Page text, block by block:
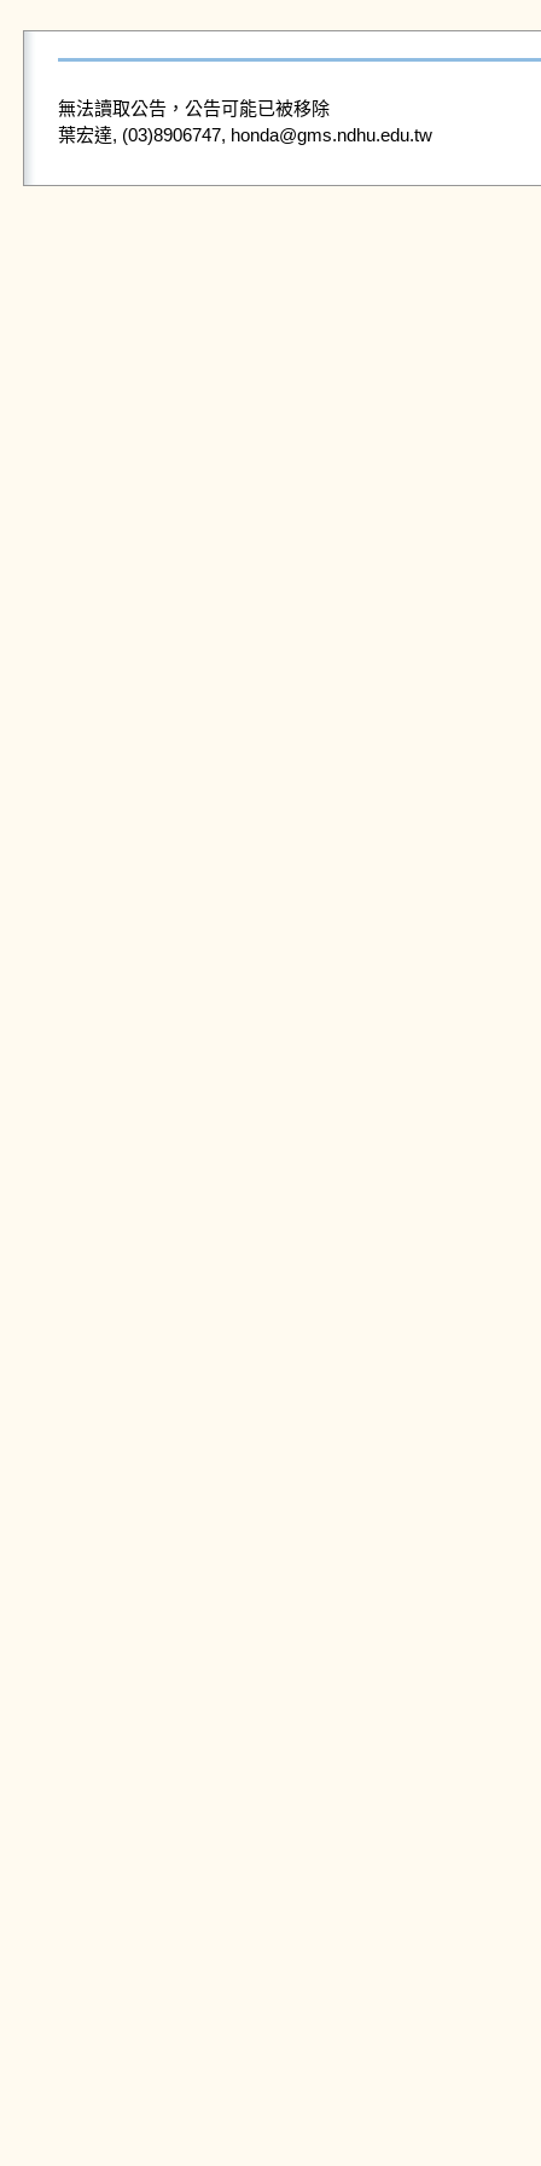
無法讀取公告，公告可能已被移除
葉宏達, (03)8906747, honda@gms.ndhu.edu.tw